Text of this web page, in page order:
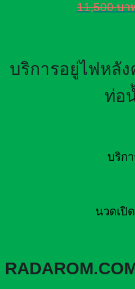
11,500 บา
บริการอยู่ไฟหลั
ท่อ
บริก
นวดเปิ